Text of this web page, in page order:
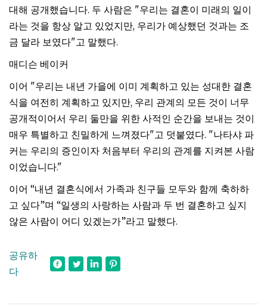
대해 공개했습니다. 두 사람은 "우리는 결혼이 미래의 일이
라는 것을 항상 알고 있었지만, 우리가 예상했던 것과는 조
금 달라 보였다"고 말했다.
매디슨 베이커
이어 "우리는 내년 가을에 이미 계획하고 있는 성대한 결혼
식을 여전히 계획하고 있지만, 우리 관계의 모든 것이 너무
공개적이어서 우리 둘만을 위한 사적인 순간을 보내는 것이
매우 특별하고 친밀하게 느껴졌다"고 덧붙였다. "나타샤 파
커는 우리의 증인이자 처음부터 우리의 관계를 지켜본 사람
이었습니다."
이어 “내년 결혼식에서 가족과 친구들 모두와 함께 축하하
고 싶다”며 “일생의 사랑하는 사람과 두 번 결혼하고 싶지
않은 사람이 어디 있겠는가”라고 말했다.
공유하
다